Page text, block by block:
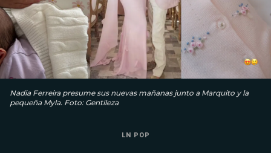
Nadia Ferreira presume sus nuevas mañanas junto a Marquito y la
pequeña Myla. Foto: Gentileza
LN POP